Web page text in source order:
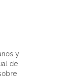
y
de